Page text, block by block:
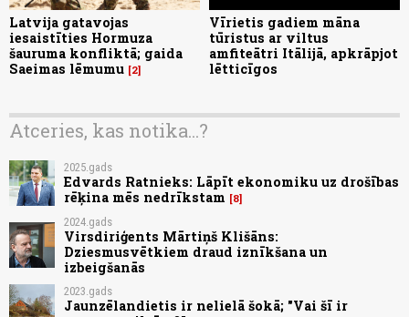
Latvija gatavojas
iesaistīties Hormuza
šauruma konfliktā; gaida
Saeimas lēmumu 2
Vīrietis gadiem māna
tūristus ar viltus
amfiteātri Itālijā, apkrāpjot
lētticīgos
Atceries, kas notika...?
2025.gads
Edvards Ratnieks: Lāpīt ekonomiku uz drošības
rēķina mēs nedrīkstam
8
2024.gads
Virsdiriģents Mārtiņš Klišāns:
Dziesmusvētkiem draud iznīkšana un
izbeigšanās
2023.gads
Jaunzēlandietis ir nelielā šokā; "Vai šī ir